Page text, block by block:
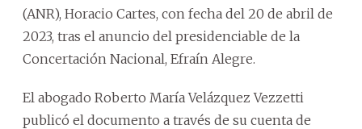
(ANR), Horacio Cartes, con fecha del 20 de abril de
2023, tras el anuncio del presidenciable de la
Concertación Nacional, Efraín Alegre.
El abogado Roberto María Velázquez Vezzetti
publicó el documento a través de su cuenta de